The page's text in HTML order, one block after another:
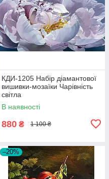
КДИ-1205 Набір діамантової
вишивки-мозаїки Чарівність
світла
В наявності
880 ₴ 1 100 ₴
–20%